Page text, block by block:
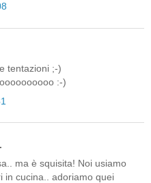
tentazioni ;-)
:-)
ma è squisita! Noi usiamo
in cucina.. adoriamo quei